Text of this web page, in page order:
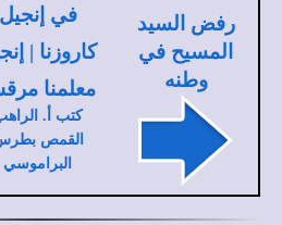
رفض السيد
المسيح في
وطنه
في إنجيل
كاروزنا |
معلمنا
كتب أ.
القمص
البراموسي